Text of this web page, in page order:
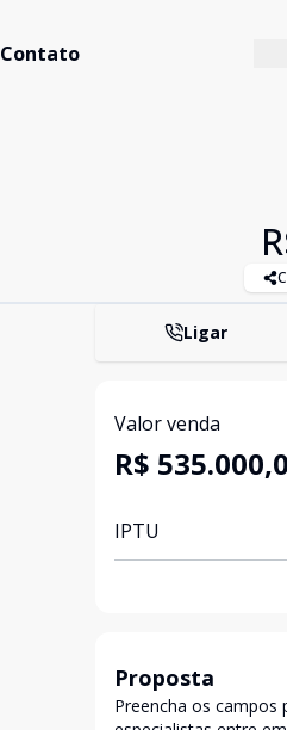
Contato
Ligar
Valor venda
R$
IPTU
Proposta
Preencha os campos